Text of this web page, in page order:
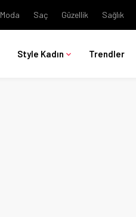
Moda Saç Güzellik Sağlık
Style Kadın Trendler